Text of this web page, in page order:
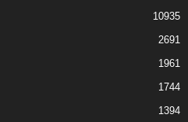
10935
2691
1961
1744
1394